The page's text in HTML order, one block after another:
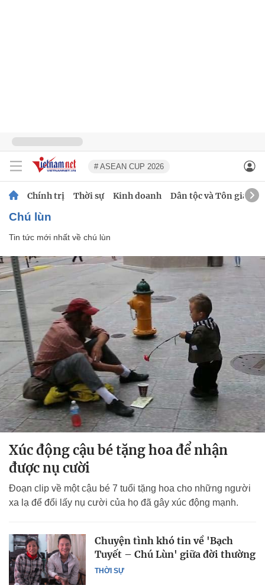
# ASEAN CUP 2026
Chính trị Thời sự Kinh doanh Dân tộc và Tôn giáo
chú lùn
Tin tức mới nhất về chú lùn
Xúc động cậu bé tặng hoa để nhận
được nụ cười
Đoạn clip về một cậu bé 7 tuổi tặng hoa cho những người
xa lạ để đổi lấy nụ cười của họ đã gây xúc động mạnh.
THỜI SỰ
Chuyện tình khó tin về 'Bạch
Tuyết – Chú Lùn' giữa đời thường